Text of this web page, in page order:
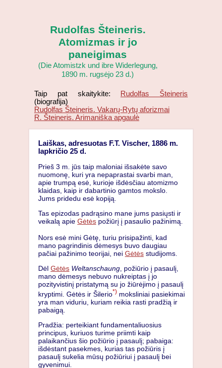
Rudolfas Šteineris.
Atomizmas ir jo
paneigimas
(Die Atomistzk und ibre Widerlegung,
1890 m. rugsėjo 23 d.)
Taip pat skaitykite:
Rudolfas Šteineris
(biografija)
Rudolfas Šteineris. Vakarų-Rytų aforizmai
R. Šteineris. Arimaniška apgaulė
Laiškas, adresuotas F.T. Vischer, 1886 m.
lapkričio 25 d.
Prieš 3 m. jūs taip maloniai išsakėte savo
nuomonę, kuri yra nepaprastai svarbi man,
apie trumpą esė, kurioje išdėsčiau atomizmo
klaidas, kaip ir dabartinio gamtos mokslo.
Jums pridedu esė kopiją.
Tas epizodas padrąsino mane jums pasiųsti ir
veikalą apie Gėtės požiūrį į pasaulio pažinimą.
Nors esė mini Gėtę, turiu prisipažinti, kad
mano pagrindinis dėmesys buvo daugiau
pačiai pažinimo teorijai, nei Gėtės studijoms.
Dėl Gėtės Weltanschaung, požiūrio į pasaulį,
mano dėmesys nebuvo nukreiptas į jo
pozityvistinį pristatymą su jo žiūrėjimo į pasaulį
kryptimi. Gėtės ir Šilerio*) moksliniai pasiekimai
yra man viduriu, kuriam reikia rasti pradžią ir
pabaigą.
Pradžia: perteikiant fundamentaliuosius
principus, kuriuos turime priimti kaip
palaikančius šio požiūrio į pasaulį; pabaiga:
išdėstant pasekmes, kurias tas požiūris į
pasaulį sukelia mūsų požiūriui į pasaulį bei
gyvenimui.